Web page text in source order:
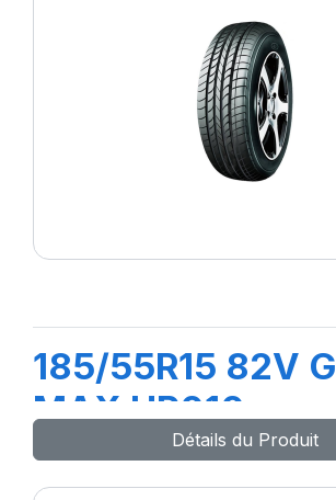
185/55R15 82V
MAX HP010
Détails du Produit